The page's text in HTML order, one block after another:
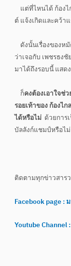
แต่ที่ไหนได้ ก้อง
ต์ แจ้งเกิดและคว้า
ดังนั้นเรื่องของห
ว่าเจอกับ เพชรธงชั
มาได้ถึงรอบนี้ แสด
ก็คงต้องเอาใจช่
รอยเท้าของ ก้องไ
ได้หรือไม่ ด้วยการ
บัลลังก์แชมป์หรือไ
ติดตามทุกข่าวสาร
Facebook page :
Youtube Channel